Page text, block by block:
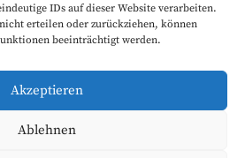
IDs auf dieser Website verarbeiten.
erteilen oder zurückziehen, können
beeinträchtigt werden.
Akzeptieren
Ablehnen